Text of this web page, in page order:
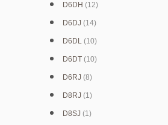
D6DH (12)
D6DJ (14)
D6DL (10)
D6DT (10)
D6RJ (8)
D8RJ (1)
D8SJ (1)